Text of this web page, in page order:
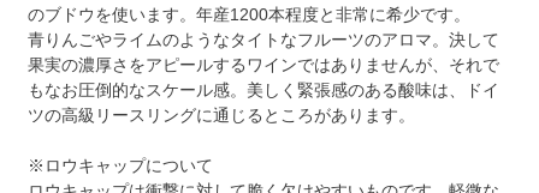
のブドウを使います。年産1200本程度と非常に希少です。
青りんごやライムのようなタイトなフルーツのアロマ。決して
果実の濃厚さをアピールするワインではありませんが、それで
もなお圧倒的なスケール感。美しく緊張感のある酸味は、ドイ
ツの高級リースリングに通じるところがあります。
※ロウキャップについて